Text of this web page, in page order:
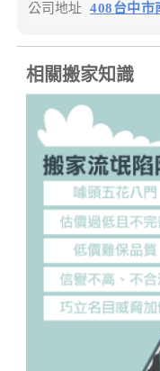
公司地址 408台中市
相關搬家知識